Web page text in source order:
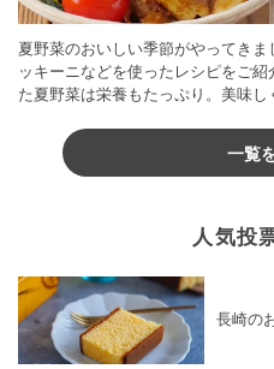
夏野菜のおいしい季節がやってき
ッキーニなどを使ったレシピをご
た夏野菜は栄養もたっぷり。美味
一覧
人気投
長崎の